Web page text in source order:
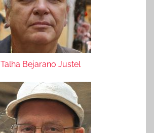
Talha Bejarano Justel